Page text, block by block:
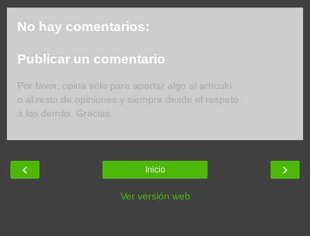
No hay comentarios:
Publicar un comentario
Por favor, opina sólo para aportar algo al artículo
o al resto de opiniones y siempre desde el respeto
a los demás. Gracias.
‹ ›
Inicio
Ver versión web